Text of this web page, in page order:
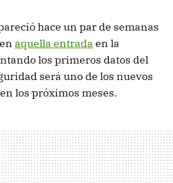
hace un par de semanas
aquella entrada en la
los primeros datos del
será uno de los nuevos
en los próximos meses.